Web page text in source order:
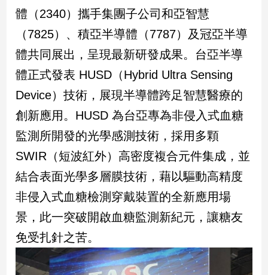
政
治
焦
品
觀
點
民
調
國
會
焦
點
觀
點
兩
岸/
體（2340）攜手集團子公司和亞智慧
（7825）、積亞半導體（7787）及冠亞半導
體共同展出，呈現最新研發成果。台亞半導
體正式發表 HUSD（Hybrid Ultra Sensing
Device）技術，展現半導體跨足智慧醫療的
創新應用。HUSD 為台亞專為非侵入式血糖
監測所開發的光學感測技術，採用多顆
SWIR（短波紅外）高密度複合元件集成，並
結合表面光學多層膜技術，藉以驅動高精度
非侵入式血糖檢測穿戴裝置的全新應用場
景，此一突破開啟血糖監測新紀元，讓糖友
免受扎針之苦。